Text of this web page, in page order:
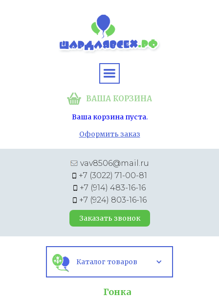
ВАША КОРЗИНА
Ваша корзина пуста.
Оформить заказ
vav8506@mail.ru
+7 (3022) 71-00-81
+7 (914) 483-16-16
+7 (924) 803-16-16
Заказать звонок
Каталог товаров
Гонка